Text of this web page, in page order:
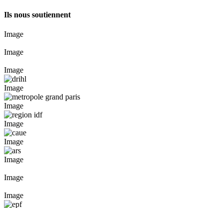
Ils nous soutiennent
Image
Image
Image
Image
Image
Image
Image
Image
Image
Image